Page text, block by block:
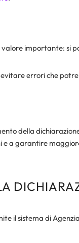
importante: si
errori che
della
e a garantire
il sistema di